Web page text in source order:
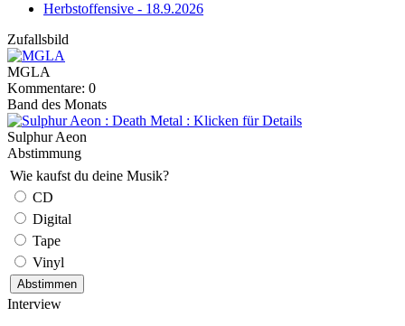
Herbstoffensive - 18.9.2026
Zufallsbild
MGLA
Kommentare: 0
Band des Monats
Sulphur Aeon
Abstimmung
Wie kaufst du deine Musik?
CD
Digital
Tape
Vinyl
Interview